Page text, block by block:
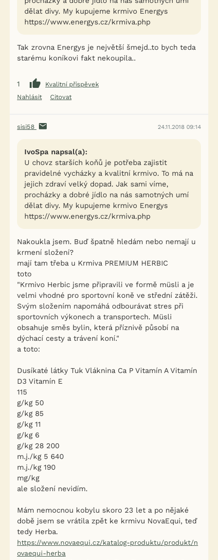
dělat divy. My kupujeme krmivo Energys
https://www.energys.cz/krmiva.php
Tak zrovna Energys je největší šmejd..to bych teda
starému koníkovi fakt nekoupila..
1
Kvalitní příspěvek
Nahlásit
Citovat
sisi58 24.11.2018 09:14
IvoSpa napsal(a):
U chovz starších koňů je potřeba zajistit
pravidelné vycházky a kvalitní krmivo. To má na
jejich zdraví velký dopad. Jak sami víme,
procházky a dobré jídlo na nás samotných umí
dělat divy. My kupujeme krmivo Energys
https://www.energys.cz/krmiva.php
Nakoukla jsem. Buď špatně hledám nebo nemají u
krmení složení?
mají tam třeba u Krmiva PREMIUM HERBIC
toto
"Krmivo Herbic jsme připravili ve formě müsli a je
velmi vhodné pro sportovní koně ve střední zátěži.
Svým složením napomáhá odbourávat stres při
sportovních výkonech a transportech. Müsli
obsahuje směs bylin, která příznivě působí na
dýchací cesty a trávení koní."
a toto:
Dusíkaté látky Tuk Vláknina Ca P Vitamín A Vitamín
D3 Vitamín E
115
g/kg 50
g/kg 85
g/kg 11
g/kg 6
g/kg 28 200
m.j./kg 5 640
m.j./kg 190
mg/kg
ale složení nevidím.
Mám nemocnou kobylu skoro 23 let a po nějaké
době jsem se vrátila zpět ke krmivu NovaEqui, teď
tedy Herba.
https://www.novaequi.cz/katalog-produktu/produkt/n
ovaequi-herba